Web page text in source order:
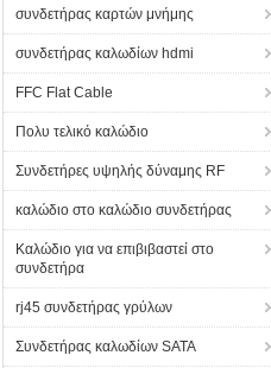
συνδετήρας καρτών μνήμης
συνδετήρας καλωδίων hdmi
FFC Flat Cable
Πολυ τελικό καλώδιο
Συνδετήρες υψηλής δύναμης RF
καλώδιο στο καλώδιο συνδετήρας
Καλώδιο για να επιβιβαστεί στο
συνδετήρα
rj45 συνδετήρας γρύλων
Συνδετήρας καλωδίων SATA